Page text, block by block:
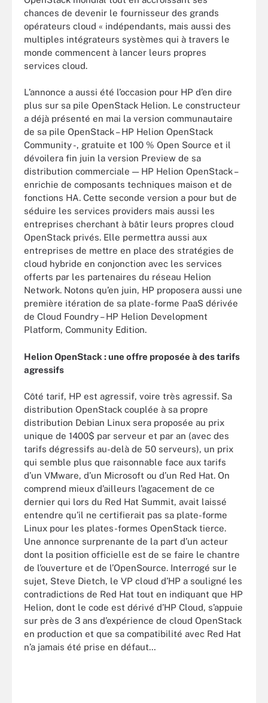
chances de devenir le fournisseur des grands
opérateurs cloud « indépendants, mais aussi des
multiples intégrateurs systèmes qui à travers le
monde commencent à lancer leurs propres
services cloud.
L’annonce a aussi été l’occasion pour HP d’en dire
plus sur sa pile OpenStack Helion. Le constructeur
a déjà présenté en mai la version communautaire
de sa pile OpenStack – HP Helion OpenStack
Community -, gratuite et 100 % Open Source et il
dévoilera fin juin la version Preview de sa
distribution commerciale — HP Helion OpenStack –
enrichie de composants techniques maison et de
fonctions HA. Cette seconde version a pour but de
séduire les services providers mais aussi les
entreprises cherchant à bâtir leurs propres cloud
OpenStack privés. Elle permettra aussi aux
entreprises de mettre en place des stratégies de
cloud hybride en conjonction avec les services
offerts par les partenaires du réseau Helion
Network. Notons qu’en juin, HP proposera aussi une
première itération de sa plate-forme PaaS dérivée
de Cloud Foundry – HP Helion Development
Platform, Community Edition.
Helion OpenStack : une offre proposée à des tarifs
agressifs
Côté tarif, HP est agressif, voire très agressif. Sa
distribution OpenStack couplée à sa propre
distribution Debian Linux sera proposée au prix
unique de 1400$ par serveur et par an (avec des
tarifs dégressifs au-delà de 50 serveurs), un prix
qui semble plus que raisonnable face aux tarifs
d’un VMware, d’un Microsoft ou d’un Red Hat. On
comprend mieux d’ailleurs l’agacement de ce
dernier qui lors du Red Hat Summit, avait laissé
entendre qu’il ne certifierait pas sa plate-forme
Linux pour les plates-formes OpenStack tierce.
Une annonce surprenante de la part d’un acteur
dont la position officielle est de se faire le chantre
de l’ouverture et de l’OpenSource. Interrogé sur le
sujet, Steve Dietch, le VP cloud d’HP a souligné les
contradictions de Red Hat tout en indiquant que HP
Helion, dont le code est dérivé d’HP Cloud, s’appuie
sur près de 3 ans d’expérience de cloud OpenStack
en production et que sa compatibilité avec Red Hat
n’a jamais été prise en défaut…